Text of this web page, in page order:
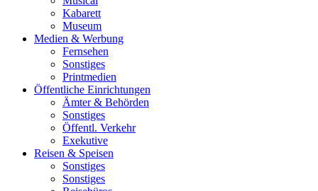
Kabarett
Museum
Medien & Werbung
Fernsehen
Sonstiges
Printmedien
Öffentliche Einrichtungen
Ämter & Behörden
Sonstiges
Öffentl. Verkehr
Exekutive
Reisen & Speisen
Sonstiges
Sonstiges